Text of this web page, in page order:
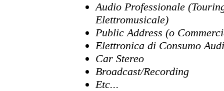
Audio Professionale
Elettromusicale)
Public Address (o
Elettronica di Consumo
Car Stereo
Broadcast/Recording
Etc...